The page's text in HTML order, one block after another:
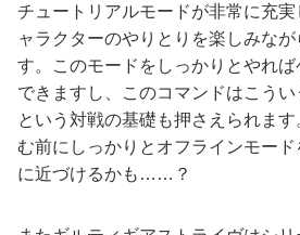
チュートリアルモードが非常に充
ャラクターのやりとりを楽しみな
す。このモードをしっかりとやれ
できますし、このコマンドはこうい
という対戦の基礎も押さえられま
む前にしっかりとオフラインモー
に近づけるかも……？